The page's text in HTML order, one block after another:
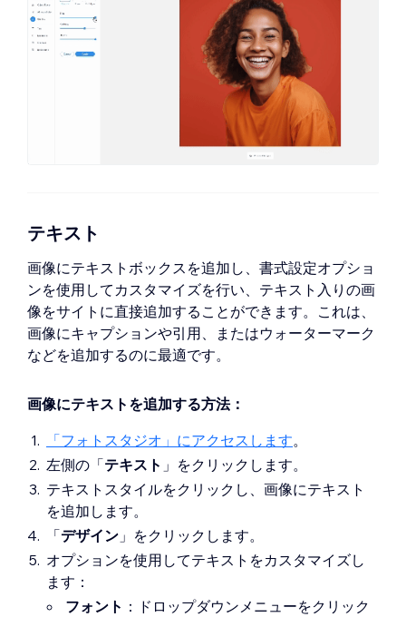
テキスト
画像にテキストボックスを追加し、書式設定オプショ
ンを使用してカスタマイズを行い、テキスト入りの画
像をサイトに直接追加することができます。これは、
画像にキャプションや引用、またはウォーターマーク
などを追加するのに最適です。
画像にテキストを追加する方法：
「フォトスタジオ」にアクセスします。
左側の「テキスト 」をクリックします。
テキストスタイルをクリックし、画像にテキスト
を追加します。
「デザイン 」をクリックします。
オプションを使用してテキストをカスタマイズし
ます：
フォント ：ドロップダウンメニューをクリック